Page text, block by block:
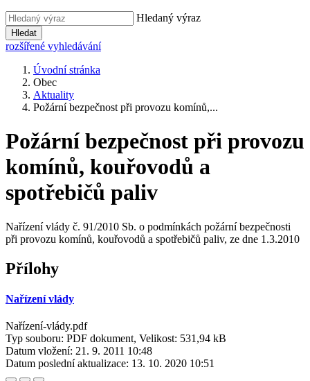
Hledaný výraz
Hledat
rozšířené vyhledávání
Úvodní stránka
Obec
Aktuality
Požární bezpečnost při provozu komínů,...
Požární bezpečnost při provozu
komínů, kouřovodů a
spotřebičů paliv
Nařízení vlády č. 91/2010 Sb. o podmínkách požární bezpečnosti
při provozu komínů, kouřovodů a spotřebičů paliv, ze dne 1.3.2010
Přílohy
Nařízení vlády
Nařízení-vlády.pdf
Typ souboru: PDF dokument, Velikost: 531,94 kB
Datum vložení: 21. 9. 2011 10:48
Datum poslední aktualizace: 13. 10. 2020 10:51